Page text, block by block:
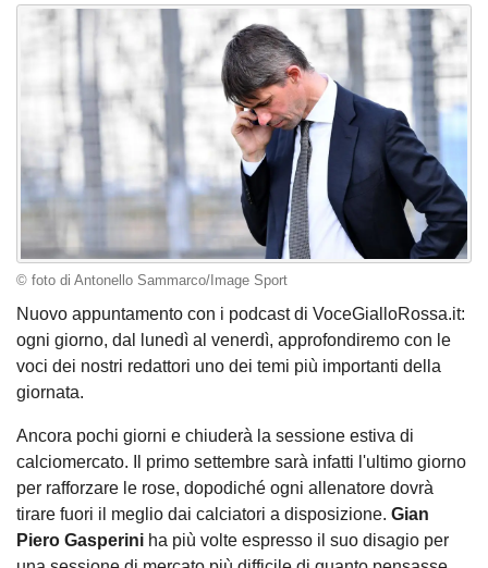
© foto di Antonello Sammarco/Image Sport
Nuovo appuntamento con i podcast di VoceGialloRossa.it:
ogni giorno, dal lunedì al venerdì, approfondiremo con le
voci dei nostri redattori uno dei temi più importanti della
giornata.
Ancora pochi giorni e chiuderà la sessione estiva di
calciomercato. Il primo settembre sarà infatti l'ultimo giorno
per rafforzare le rose, dopodiché ogni allenatore dovrà
tirare fuori il meglio dai calciatori a disposizione. Gian
Piero Gasperini ha più volte espresso il suo disagio per